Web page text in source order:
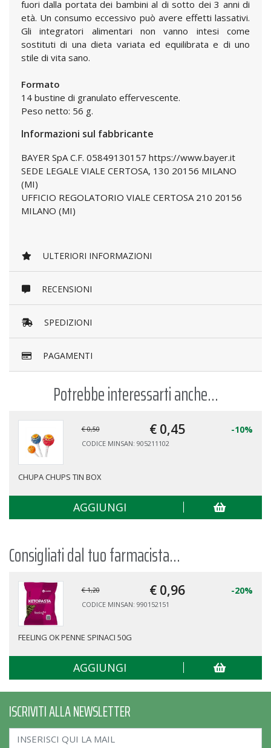
fuori dalla portata dei bambini al di sotto dei 3 anni di
età. Un consumo eccessivo può avere effetti lassativi.
Gli integratori alimentari non vanno intesi come
sostituti di una dieta variata ed equilibrata e di uno
stile di vita sano.
Formato
14 bustine di granulato effervescente.
Peso netto: 56 g.
Informazioni sul fabbricante
BAYER SpA C.F. 05849130157 https://www.bayer.it
SEDE LEGALE VIALE CERTOSA, 130 20156 MILANO
(MI)
UFFICIO REGOLATORIO VIALE CERTOSA 210 20156
MILANO (MI)
ULTERIORI INFORMAZIONI
RECENSIONI
SPEDIZIONI
PAGAMENTI
Potrebbe interessarti anche...
€ 0,50 € 0, 45 -10%
CODICE MINSAN: 905211102
CHUPA CHUPS TIN BOX
AGGIUNGI
Consigliati dal tuo farmacista...
€ 1,20 € 0,96 -20%
CODICE MINSAN: 990152151
FEELING OK PENNE SPINACI 50G
AGGIUNGI
ISCRIVITI ALLA NEWSLETTER